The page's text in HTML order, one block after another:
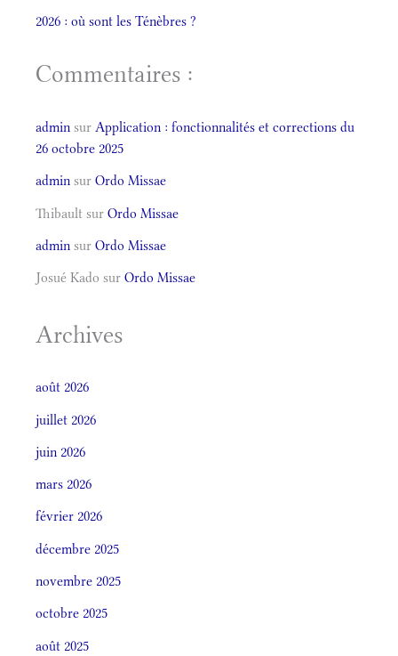
2026 : où sont les Ténèbres ?
Commentaires :
admin sur Application : fonctionnalités et corrections du
26 octobre 2025
admin sur Ordo Missae
Thibault sur Ordo Missae
admin sur Ordo Missae
Josué Kado sur Ordo Missae
Archives
août 2026
juillet 2026
juin 2026
mars 2026
février 2026
décembre 2025
novembre 2025
octobre 2025
août 2025